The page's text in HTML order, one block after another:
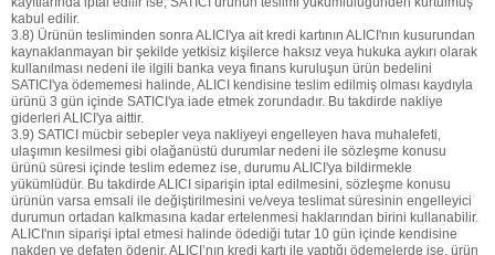
kabul edilir.
3.8) Ürünün tesliminden sonra ALICI'ya ait kredi kartının ALICI'nın kusurundan
kaynaklanmayan bir şekilde yetkisiz kişilerce haksız veya hukuka aykırı olarak
kullanılması nedeni ile ilgili banka veya finans kuruluşun ürün bedelini
SATICI'ya ödememesi halinde, ALICI kendisine teslim edilmiş olması kaydıyla
ürünü 3 gün içinde SATICI'ya iade etmek zorundadır. Bu takdirde nakliye
giderleri ALICI'ya aittir.
3.9) SATICI mücbir sebepler veya nakliyeyi engelleyen hava muhalefeti,
ulaşımın kesilmesi gibi olağanüstü durumlar nedeni ile sözleşme konusu
ürünü süresi içinde teslim edemez ise, durumu ALICI'ya bildirmekle
yükümlüdür. Bu takdirde ALICI siparişin iptal edilmesini, sözleşme konusu
ürünün varsa emsali ile değiştirilmesini ve/veya teslimat süresinin engelleyici
durumun ortadan kalkmasına kadar ertelenmesi haklarından birini kullanabilir.
ALICI'nın siparişi iptal etmesi halinde ödediği tutar 10 gün içinde kendisine
nakden ve defaten ödenir. ALICI’nın kredi kartı ile yaptığı ödemelerde ise, ürün